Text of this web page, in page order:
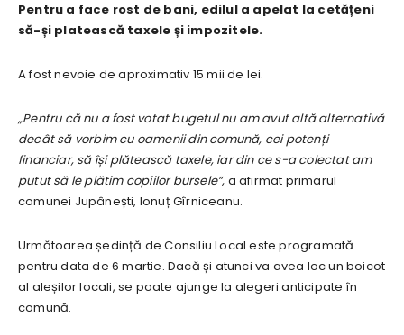
Pentru a face rost de bani, edilul a apelat la cetățeni
să-și platească taxele și impozitele.
A fost nevoie de aproximativ 15 mii de lei.
„Pentru că nu a fost votat bugetul nu am avut altă alternativă
decât să vorbim cu oamenii din comună, cei potenți
financiar, să își plătească taxele, iar din ce s-a colectat am
putut să le plătim copiilor bursele”, a afirmat primarul
comunei Jupânești, Ionuț Gîrniceanu.
Următoarea ședință de Consiliu Local este programată
pentru data de 6 martie. Dacă și atunci va avea loc un boicot
al aleșilor locali, se poate ajunge la alegeri anticipate în
comună.